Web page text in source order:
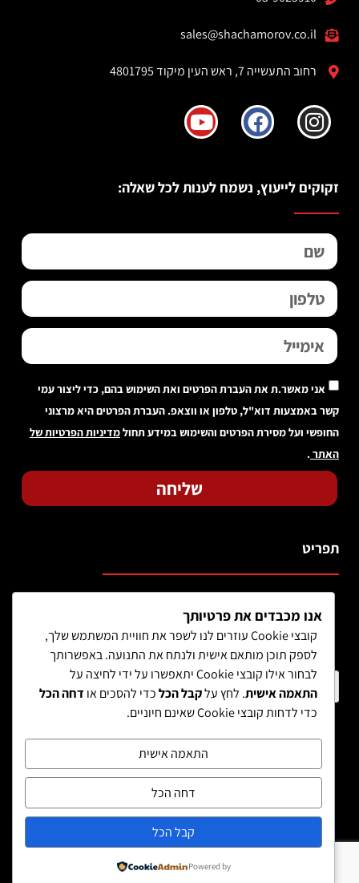
sales@shachamorov.co.il
רחוב התעשייה 7, ראש העין מיקוד 4801795
זקוקים לייעוץ, נשמח לענות לכל שאלה:
אני מאשר.ת את העברת הפרטים ואת השימוש בהם, כדי ליצור עמי
קשר באמצעות דוא"ל, טלפון או ווצאפ. העברת הפרטים היא מרצוני
החופשי ועל מסירת הפרטים והשימוש במידע תחולמדיניות הפרטיות של
האתר.
שליחה
תפריט
חיפוש מוצר
אנו מכבדים את פרטיותך
קובצי Cookie עוזרים לנו לשפר את חוויית המשתמש שלך,
לספק תוכן מותאם אישית ולנתח את התנועה. באפשרותך
לבחור אילו קובצי Cookie יתאפשרו על ידי לחיצה על
התאמה אישית. לחץ עלקבל הכלכדי להסכים או דחה הכל
כדי לדחות קובצי Cookie שאינם חיוניים.
התאמה אישית
דחה הכל
קבל הכל
Powered by